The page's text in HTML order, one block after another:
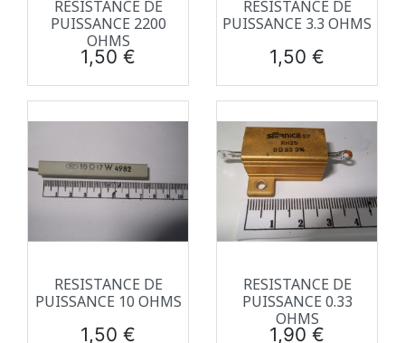
RESISTANCE DE
PUISSANCE 2200
OHMS
Prix
1,50 €
RESISTANCE DE
PUISSANCE 3.3 OHMS
Prix
1,50 €
RESISTANCE DE
PUISSANCE 10 OHMS
Prix
1,50 €
RESISTANCE DE
PUISSANCE 0.33
OHMS
Prix
1,90 €